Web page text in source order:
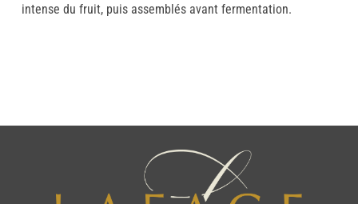
intense du fruit, puis assemblés avant fermentation.